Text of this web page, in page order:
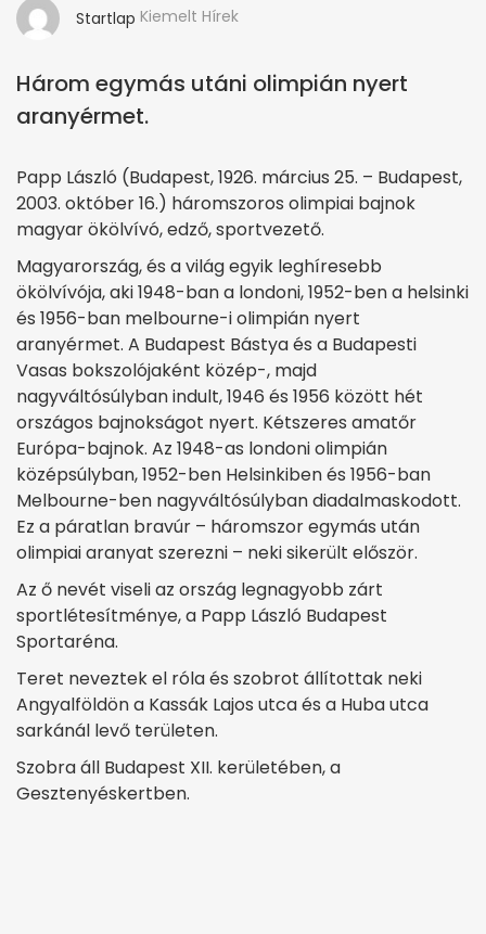
Startlap Kiemelt Hírek
Három egymás utáni olimpián nyert
aranyérmet.
Papp László (Budapest, 1926. március 25. – Budapest,
2003. október 16.) háromszoros olimpiai bajnok
magyar ökölvívó, edző, sportvezető.
Magyarország, és a világ egyik leghíresebb
ökölvívója, aki 1948-ban a londoni, 1952-ben a helsinki
és 1956-ban melbourne-i olimpián nyert
aranyérmet. A Budapest Bástya és a Budapesti
Vasas bokszolójaként közép-, majd
nagyváltósúlyban indult, 1946 és 1956 között hét
országos bajnokságot nyert. Kétszeres amatőr
Európa-bajnok. Az 1948-as londoni olimpián
középsúlyban, 1952-ben Helsinkiben és 1956-ban
Melbourne-ben nagyváltósúlyban diadalmaskodott.
Ez a páratlan bravúr – háromszor egymás után
olimpiai aranyat szerezni – neki sikerült először.
Az ő nevét viseli az ország legnagyobb zárt
sportlétesítménye, a Papp László Budapest
Sportaréna.
Teret neveztek el róla és szobrot állítottak neki
Angyalföldön a Kassák Lajos utca és a Huba utca
sarkánál levő területen.
Szobra áll Budapest XII. kerületében, a
Gesztenyéskertben.